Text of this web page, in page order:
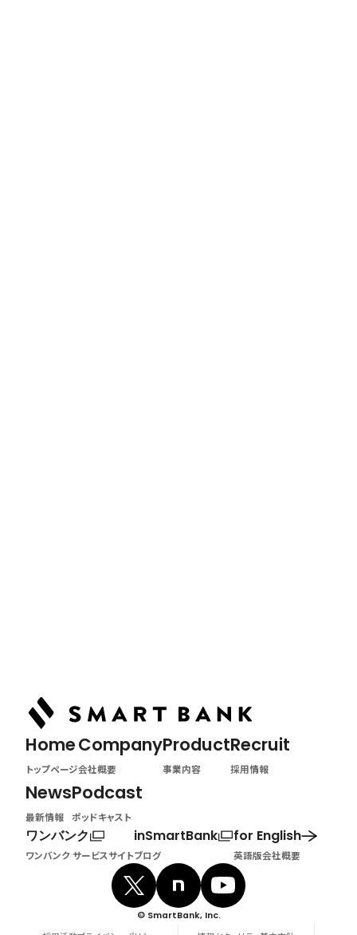
Home
トップページ
Company
会社概要
Product
事業内容
Recruit
採用情報
News
最新情報
Podcast
ポッドキャスト
ワンバンク
ワンバンク サービスサイト
inSmartBank
ブログ
for English
英語版会社概要
© SmartBank, Inc.